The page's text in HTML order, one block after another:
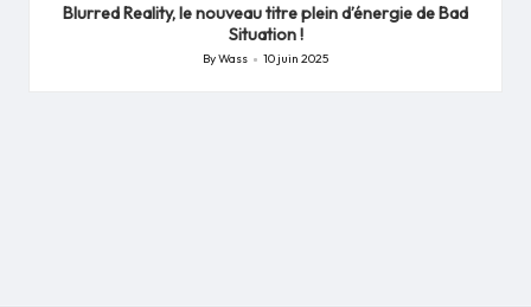
Blurred Reality, le nouveau titre plein d’énergie de Bad
Situation !
Posted
ByWass 10 juin 2025